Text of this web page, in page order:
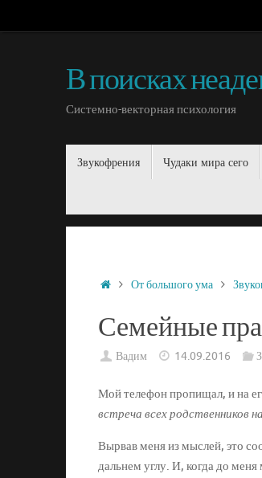
В поисках
Системно-векторная психология
Звукофрения Чудаки мира сего
От большого ума
Семейные
Вадим 14.09.2016
Мой телефон пропищал, и на
встреча всех родственников
Вырвав меня из мыслей, это
дальнем углу. И, когда до